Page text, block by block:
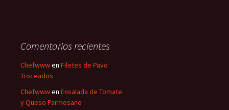
Comentarios recientes
Chefwwwen Filetes de Pavo
Troceados
Chefwwwen Ensalada de Tomate
y Queso Parmesano